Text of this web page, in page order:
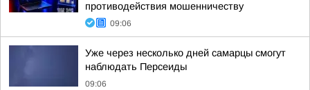
противодействия мошенничеству
09:06
Уже через несколько дней самарцы смогут
наблюдать Персеиды
09:06